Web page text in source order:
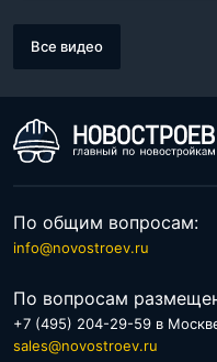
Все видео
По общим вопросам:
info@novostroev.ru
По вопросам
+7 (495) 204-29-59 в
sales@novostroev.ru